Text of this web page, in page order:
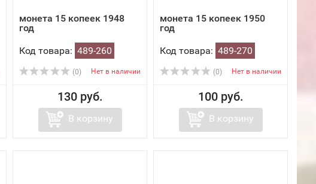
монета 15 копеек 1948
год
Код товара: 489-260
(0) Нет в наличии
130 руб.
В корзину
монета 15 копеек 1950
год
Код товара: 489-270
(0) Нет в наличии
100 руб.
В корзину